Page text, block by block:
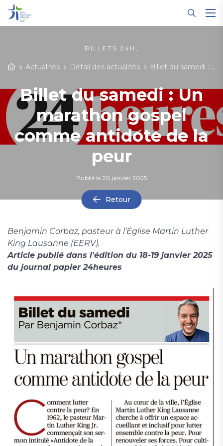
BILLETS 24H,
Actualités Détail des actualités Billet du samedi : Un marathon gospel comme antidote de la peur
Billet du samedi : Un
marathon gospel
comme antidote de la
peur
Publié le 20 janvier 2025
Retour
Benjamin Corbaz, pasteur à l’Église Martin Luther
King Lausanne (EERV).
Article publié dans l'édition du 18-19 janvier 2025
du journal papier 24heures
Panneau de gestion des cookies